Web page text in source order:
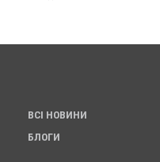
ВСІ НОВИНИ
БЛОГИ